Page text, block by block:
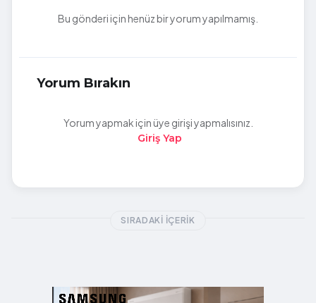
Bu gönderi için henüz bir yorum yapılmamış.
Yorum Bırakın
Yorum yapmak için üye girişi yapmalısınız.
Giriş Yap
SIRADAKI İÇERIK